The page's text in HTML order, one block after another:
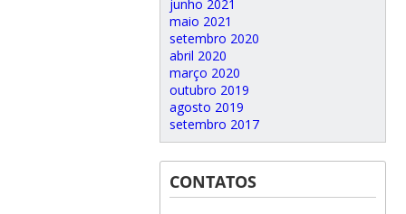
junho 2021
maio 2021
setembro 2020
abril 2020
março 2020
outubro 2019
agosto 2019
setembro 2017
CONTATOS